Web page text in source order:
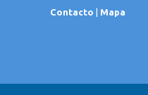
Contacto | Mapa